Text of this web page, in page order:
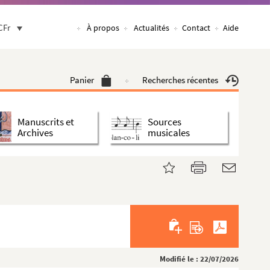
À propos Actualités Contact Aide
Panier Recherches récentes
Manuscrits et
Archives
Sources
musicales
Modifié le : 22/07/2026